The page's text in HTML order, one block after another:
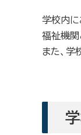
学校内に
福祉機関
また、学